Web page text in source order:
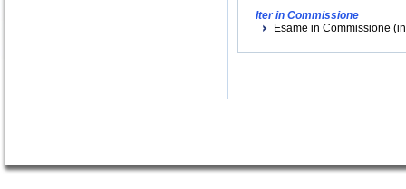
Iter in Commissione
Esame in Commissione